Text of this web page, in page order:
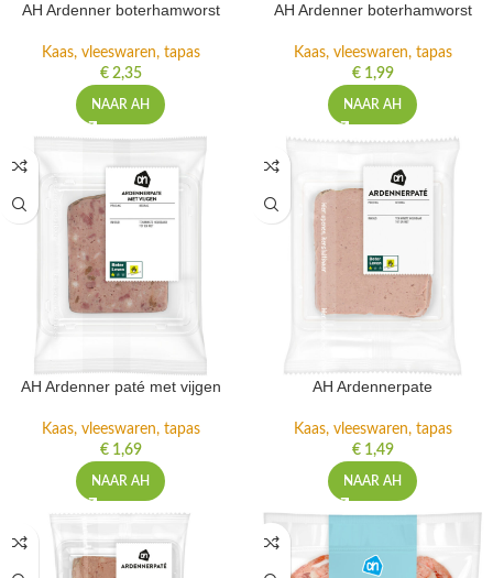
AH Ardenner boterhamworst
Kaas, vleeswaren, tapas
€2,35
NAAR AH
AH Ardenner boterhamworst
Kaas, vleeswaren, tapas
€1,99
NAAR AH
AH Ardenner paté met vijgen
Kaas, vleeswaren, tapas
€1,69
NAAR AH
AH Ardennerpate
Kaas, vleeswaren, tapas
€1,49
NAAR AH